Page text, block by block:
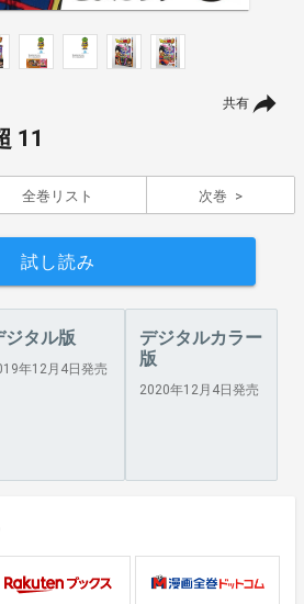
共有
11
全巻リスト 次巻
試し読み
ジタル版
年12月4日発売
デジタルカラー
版
2020年12月4日発売